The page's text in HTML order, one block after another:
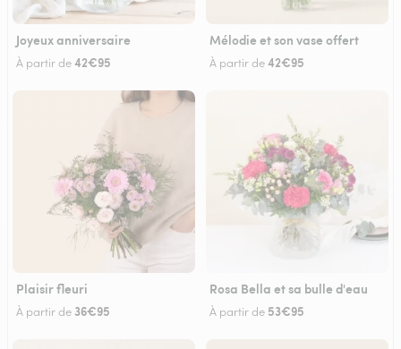
Joyeux anniversaire
À partir de42€95
Mélodie et son vase offert
À partir de42€95
Plaisir fleuri
À partir de 36€95
Rosa Bella et sa bulle d'eau
À partir de 53€95